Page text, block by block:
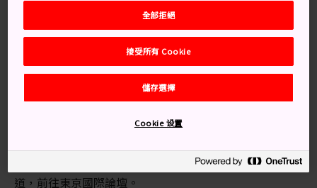
裝置的現代藝術作品來自於 Francesco Clemente、野
口勇、Robert Mapplethorpe 和 Andy Warhol 等藝術大
師
搭乘電車即可輕鬆前往東京國際論壇。
東京國際論壇位於東京車站 和銀座
之間，旁邊就是有
樂町站，交通非常方便。您可以從東京車站穿越地下通
道，前往東京國際論壇。
全部拒絕
接受所有 Cookie
儲存選擇
Cookie 设置